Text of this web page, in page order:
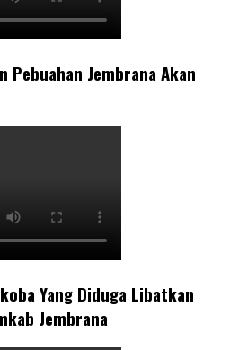
Pebuahan Jembrana Akan
Yang Diduga Libatkan
Jembrana